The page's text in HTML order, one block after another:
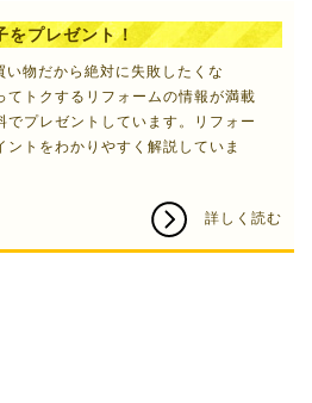
をプレゼント！
い物だから絶対に失敗したくな
てトクする リフォームの情報が満載
でプレゼントしています。リフォー
ントをわかりやすく解説していま
詳しく読む